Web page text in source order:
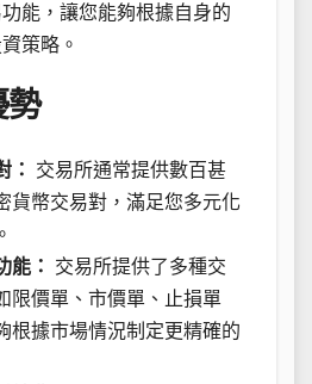
能，讓您能夠根據自身的
策略。
勢
：
交易所通常提供數百甚
貨幣交易對，滿足您多元化
能：
交易所提供了多種交
限價單、市價單、止損單
根據市場情況制定更精確的